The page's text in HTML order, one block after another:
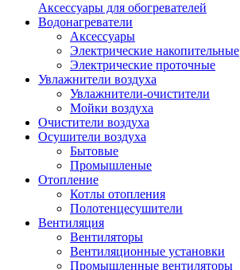
Аксессуары для обогревателей
Водонагреватели
Аксессуары
Электрические накопительные
Электрические проточные
Увлажнители воздуха
Увлажнители-очистители
Мойки воздуха
Очистители воздуха
Осушители воздуха
Бытовые
Промышленые
Отопление
Котлы отопления
Полотенцесушители
Вентиляция
Вентиляторы
Вентиляционные установки
Промышленные вентиляторы